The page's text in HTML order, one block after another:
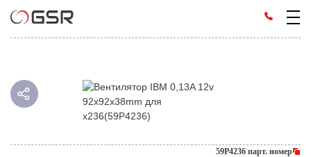
59P4236 парт. номер